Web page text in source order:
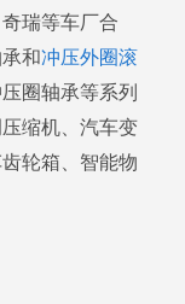
瑞等车厂合
和冲压外圈滚
圈轴承等系列
缩机、汽车变
轮箱、智能物